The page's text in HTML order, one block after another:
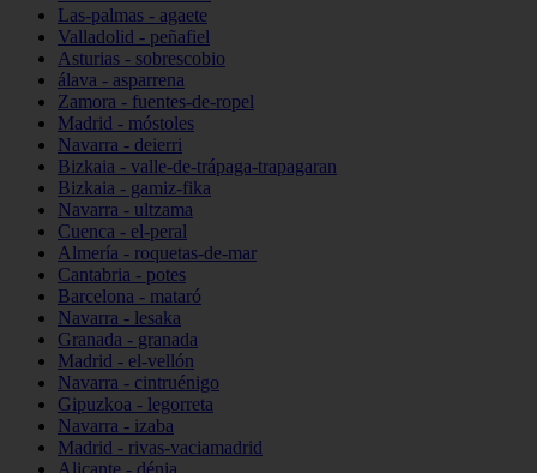
Las-palmas - agaete
Valladolid - peñafiel
Asturias - sobrescobio
álava - asparrena
Zamora - fuentes-de-ropel
Madrid - móstoles
Navarra - deierri
Bizkaia - valle-de-trápaga-trapagaran
Bizkaia - gamiz-fika
Navarra - ultzama
Cuenca - el-peral
Almería - roquetas-de-mar
Cantabria - potes
Barcelona - mataró
Navarra - lesaka
Granada - granada
Madrid - el-vellón
Navarra - cintruénigo
Gipuzkoa - legorreta
Navarra - izaba
Madrid - rivas-vaciamadrid
Alicante - dénia